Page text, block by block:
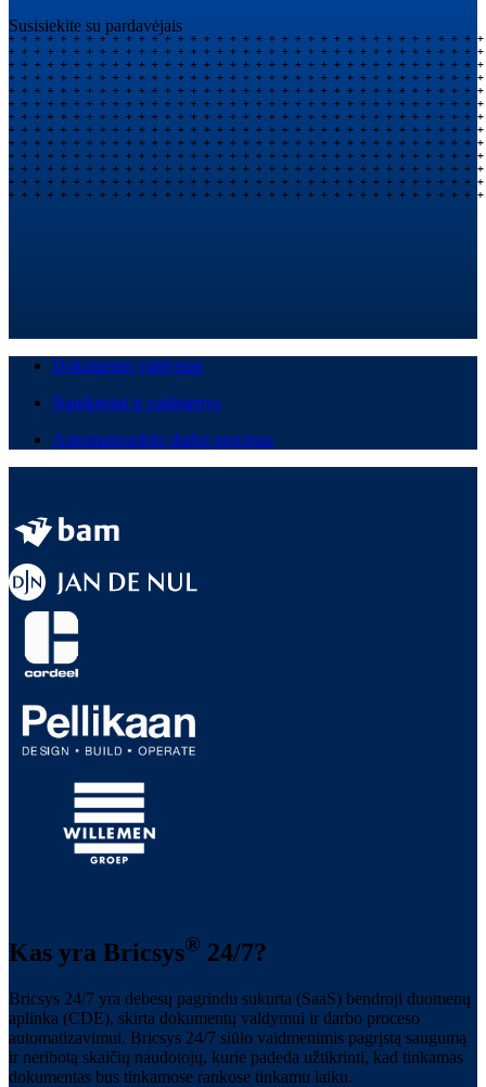
Susisiekite su pardavėjais
Dokumentų valdymas
Naudotojai ir vaidmenys
Automatizuokite darbo procesus
Kas yra Bricsys® 24/7?
Bricsys 24/7 yra debesų pagrindu sukurta (SaaS) bendroji duomenų
aplinka (CDE), skirta dokumentų valdymui ir darbo proceso
automatizavimui. Bricsys 24/7 siūlo vaidmenimis pagrįstą saugumą
ir neribotą skaičių naudotojų, kurie padeda užtikrinti, kad tinkamas
dokumentas bus tinkamose rankose tinkamu laiku.